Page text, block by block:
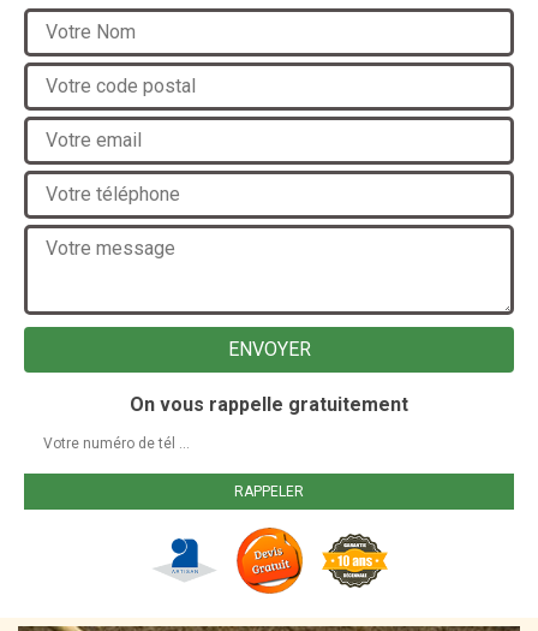
On vous rappelle gratuitement